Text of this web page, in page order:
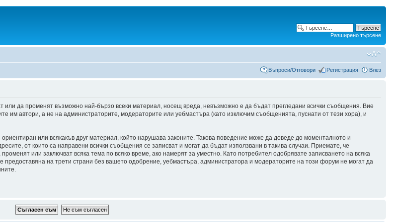
Разширено търсене
Въпроси/Отговори Регистрация Влез
да променят възможно най-бързо всеки материал, носещ вреда, невъзможно е да бъдат прегледани всички съобщения. Вие
им автори, а не на администраторите, модераторите или уебмастъра (като изключим съобщенията, пуснати от тези хора), и
или всякакъв друг материал, който нарушава законите. Такова поведение може да доведе до моменталното и
от които са направени всички съобщения се записват и могат да бъдат използвани в такива случаи. Приемате, че
или заключват всяка тема по всяко време, ако намерят за уместно. Като потребител одобрявате записването на всяка
на трети страни без вашето одобрение, уебмастъра, администратора и модераторите на този форум не могат да